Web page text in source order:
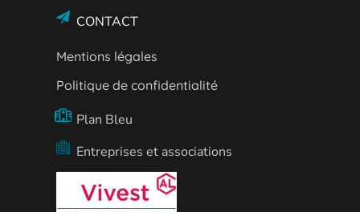
CONTACT
Mentions légales
Politique de confidentialité
Plan Bleu
Entreprises et associations